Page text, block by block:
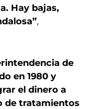
Hay bajas,
,
de
en 1980 y
el dinero a
de tratamientos